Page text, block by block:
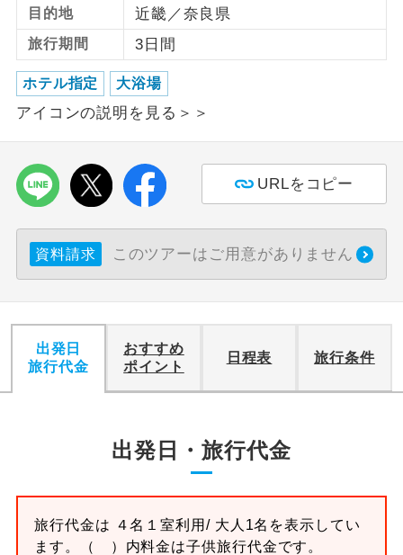
目的地 近畿／奈良県
旅行期間 3日間
ホテル指定 大浴場
アイコンの説明を見る＞＞
URLをコピー
資料請求 このツアーはご用意がありません
出発日
旅行代金
おすすめ
ポイント
日程表 旅行条件
出発日・旅行代金
旅行代金は ４名１室利用/ 大人1名を表示してい
ます。
（ ）内料金は子供旅行代金です。
年齢制限あり
です。
航空会社指定
利用航空会社が指定なので、ご出発の計
画にとても便利です。
ホテル指定
ご紹介するホテルを指定したコースで
おひとり様バ
ス2席利用
おひとり様でバス席を2席利⽤できま
す。